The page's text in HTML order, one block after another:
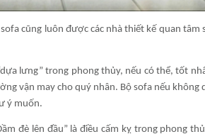
cũng luôn được các nhà thiết kế quan
lưng” trong phong thủy, nếu có thể, tốt
vận may cho quý nhân. Bộ sofa nếu không
ý muốn.
đè lên đầu” là điều cấm kỵ trong phong